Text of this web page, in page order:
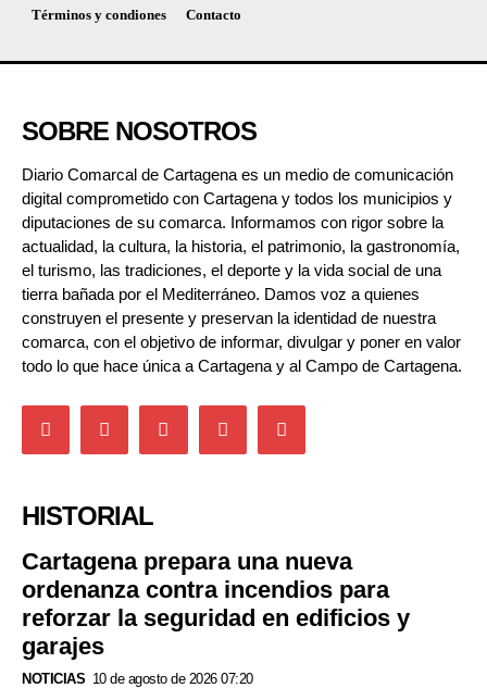
Términos y condiones Contacto
SOBRE NOSOTROS
Diario Comarcal de Cartagena es un medio de comunicación
digital comprometido con Cartagena y todos los municipios y
diputaciones de su comarca. Informamos con rigor sobre la
actualidad, la cultura, la historia, el patrimonio, la gastronomía,
el turismo, las tradiciones, el deporte y la vida social de una
tierra bañada por el Mediterráneo. Damos voz a quienes
construyen el presente y preservan la identidad de nuestra
comarca, con el objetivo de informar, divulgar y poner en valor
todo lo que hace única a Cartagena y al Campo de Cartagena.
HISTORIAL
Cartagena prepara una nueva
ordenanza contra incendios para
reforzar la seguridad en edificios y
garajes
NOTICIAS 10 de agosto de 2026 07:20